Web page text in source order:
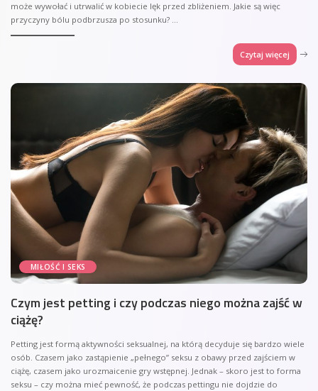
może wywołać i utrwalić w kobiecie lęk przed zbliżeniem. Jakie są więc
przyczyny bólu podbrzusza po stosunku? ...
Czytaj więcej
MIŁOŚĆ I SEKS
Czym jest petting i czy podczas niego można zajść w
ciążę?
Petting jest formą aktywności seksualnej, na którą decyduje się bardzo wiele
osób. Czasem jako zastąpienie „pełnego” seksu z obawy przed zajściem w
ciążę, czasem jako urozmaicenie gry wstępnej. Jednak – skoro jest to forma
seksu – czy można mieć pewność, że podczas pettingu nie dojdzie do